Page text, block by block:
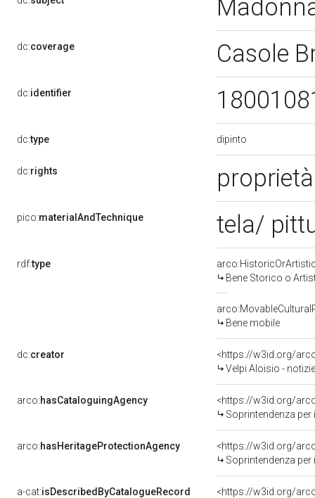
dc:coverage Casole
dc:identifier
dc:type dipinto
dc:rights
pico:materialAndTechnique tela/
rdf:type
Bene Storico o
Bene mobile
dc:creator
<https://w3id.org/
Velpi Aloisio -
arco:hasCataloguingAgency
<https://w3id.org/
Soprintendenza
arco:hasHeritageProtectionAgency
<https://w3id.org/
Soprintendenza
a-cat:isDescribedByCatalogueRecord
<https://w3id.org/